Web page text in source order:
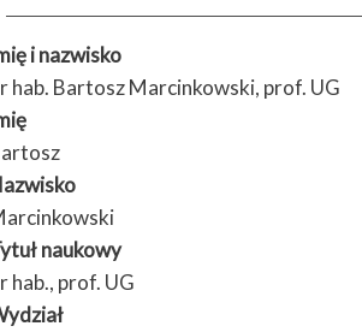
i nazwisko
hab. Bartosz Marcinkowski, prof. UG
naukowy
hab., prof. UG